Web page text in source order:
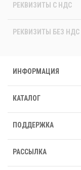
РЕКВИЗИТЫ C НДС
РЕКВИЗИТЫ БЕЗ НДС
ИНФОРМАЦИЯ
КАТАЛОГ
ПОДДЕРЖКА
РАССЫЛКА